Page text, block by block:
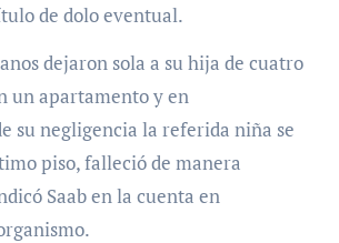
de dolo eventual.
dejaron sola a su hija de cuatro
un apartamento y en
su negligencia la referida niña se
piso, falleció de manera
Saab en la cuenta en